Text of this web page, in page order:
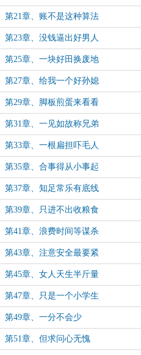
第21章、账不是这种算法
第23章、没钱逼出好男人
第25章、一块好田换废地
第27章、给我一个好孙媳
第29章、脚板煎蛋来看看
第31章、一见如故称兄弟
第33章、一根扁担吓毛人
第35章、合事得从小事起
第37章、知足常乐有底线
第39章、只进不出收粮食
第41章、浪费时间等谋杀
第43章、注意安全最要紧
第45章、女人天生半斤量
第47章、只是一个小学生
第49章、一分不会少
第51章、但求问心无愧